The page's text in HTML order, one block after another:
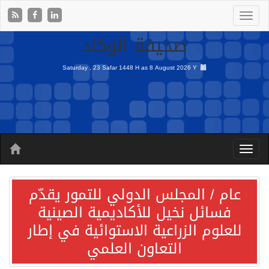
صحيفة الوكاد
Saturday , 23 Safar 1448 H as8 August 2026 Y
عام / المجلس الدولي للتمور يقدّم
فسائل نخيل للأكاديمية الصينية
للعلوم الزراعية الاستوائية في إطار
التعاون العلمي